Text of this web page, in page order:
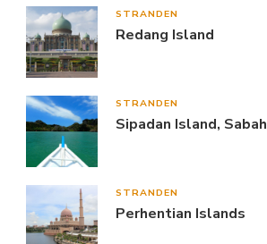
STRANDEN
Redang Island
STRANDEN
Sipadan Island, Sabah
STRANDEN
Perhentian Islands